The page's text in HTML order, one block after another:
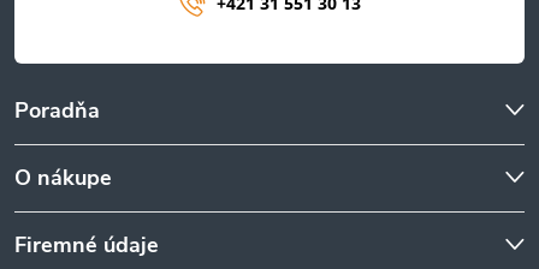
Poradňa
O nákupe
Firemné údaje